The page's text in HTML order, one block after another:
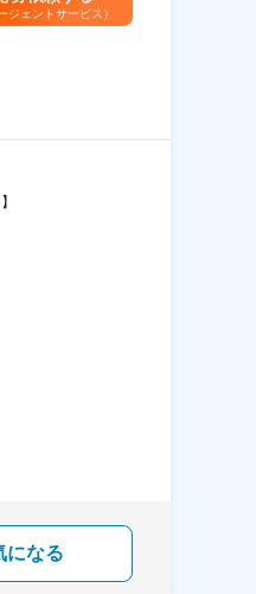
ジェントサービス）
になる